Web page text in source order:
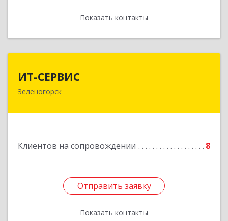
Показать контакты
Назад
ИТ-СЕРВИС
Зеленогорск
Клиентов на сопровождении 8
Отправить заявку
Показать контакты
663690, Красноярский край, Зеленогорск г,
Отправить заявку
Назад